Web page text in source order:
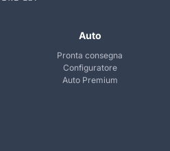
Auto
Pronta consegna
Configuratore
Auto Premium